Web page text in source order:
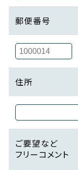
郵便番号
住所
ご要望など
フリーコメント